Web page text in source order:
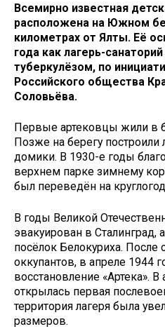
Всемирно известная
расположена на Южном
километрах от Ялты. Её
года как лагерь-
туберкулёзом, по
Российского общества
Соловьёва.
Первые артековцы жили в
Позже на берегу
домики. В 1930-е годы
верхнем парке зимнему
был переведён на
В годы Великой
эвакуирован в Сталинград,
посёлок Белокуриха.
оккупантов, в апреле 1944
восстановление «Артека». В
открылась первая
территория лагеря была
размеров.